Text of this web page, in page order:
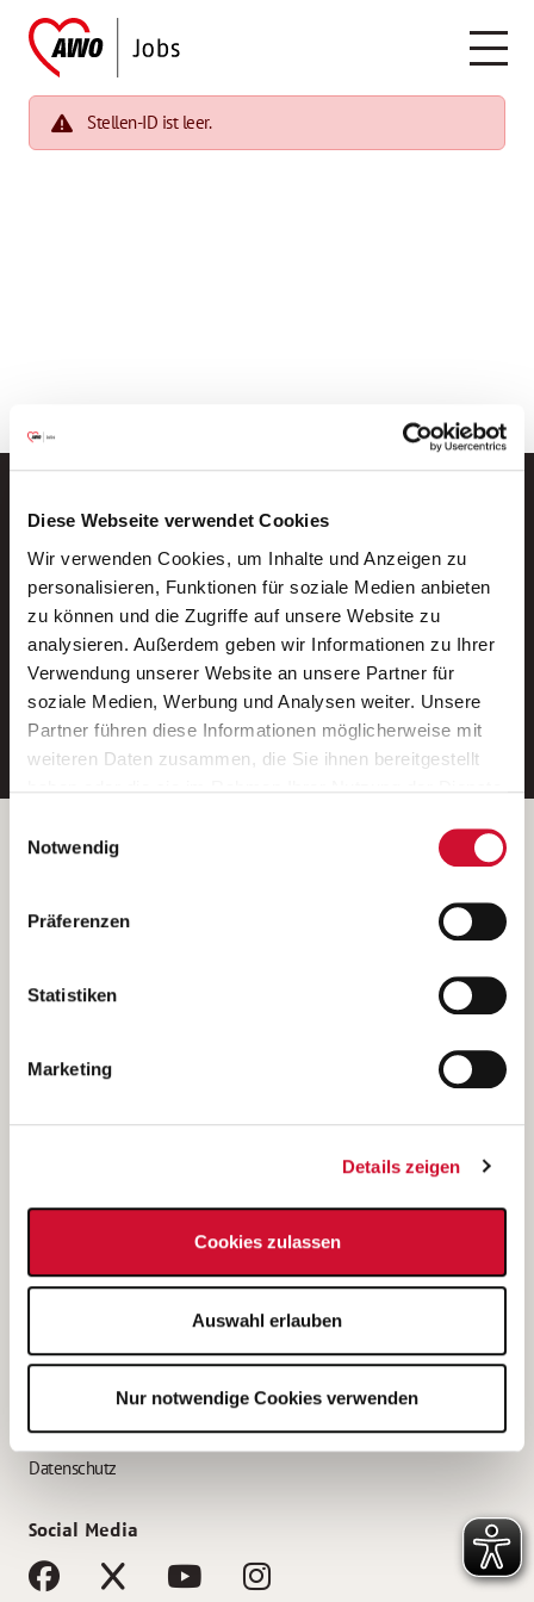
Diese Webseite verwendet Cookies
Wir verwenden Cookies, um Inhalte und Anzeigen zu
personalisieren, Funktionen für soziale Medien anbieten
zu können und die Zugriffe auf unsere Website zu
analysieren. Außerdem geben wir Informationen zu Ihrer
Verwendung unserer Website an unsere Partner für
soziale Medien, Werbung und Analysen weiter. Unsere
Partner führen diese Informationen möglicherweise mit
weiteren Daten zusammen, die Sie ihnen bereitgestellt
Wenn Sie auf „Cookies zulassen“ klicken, so stimmen
Sie der Speicherung sämtlicher Cookies zu. Sie können
Ihre Einwilligung selbstverständlich jederzeit widerrufen,
indem Sie die Cookie-Einstellungen aufrufen und diese
unsererDatenschutzerklärung
Notwendig
Präferenzen
Statistiken
Marketing
Details zeigen
Cookies zulassen
Auswahl erlauben
Nur notwendige Cookies verwenden
Stellen-ID ist leer.
Neue Stellen per E-Mail.
Ein kostenloser Service von AWO
Jobs.
E-Mail-Adresse eintragen
Betreiber der Webseite
Kantstraße 45a
(Ein Tochterunternehmen des AWO Bezirksverbandes Unterfranken
e.V.)
Bewerbung als Altenpflegehelfer*in
Bewerbung als Erzieher*in
AWO Gliederungen nach Bundesland
Impressum
Datenschutz
Social Media